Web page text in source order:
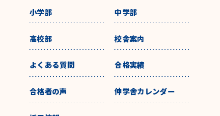
小学部 中学部
高校部 校舎案内
よくある質問 合格実績
合格者の声 伸学舎カレンダー